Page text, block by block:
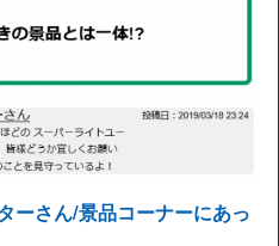
さん/景品コーナーにあっ